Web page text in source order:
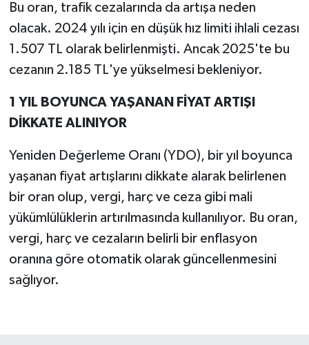
Bu oran, trafik cezalarında da artışa neden
olacak. 2024 yılı için en düşük hız limiti ihlali cezası
1.507 TL olarak belirlenmişti. Ancak 2025'te bu
cezanın 2.185 TL'ye yükselmesi bekleniyor.
1 YIL BOYUNCA YAŞANAN FİYAT ARTIŞI
DİKKATE ALINIYOR
Yeniden Değerleme Oranı (YDO), bir yıl boyunca
yaşanan fiyat artışlarını dikkate alarak belirlenen
bir oran olup, vergi, harç ve ceza gibi mali
yükümlülüklerin artırılmasında kullanılıyor. Bu oran,
vergi, harç ve cezaların belirli bir enflasyon
oranına göre otomatik olarak güncellenmesini
sağlıyor.